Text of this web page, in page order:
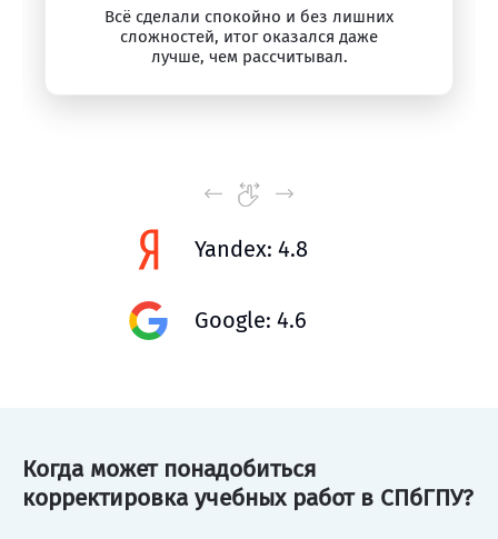
Всё сделали спокойно и без лишних
сложностей, итог оказался даже
лучше, чем рассчитывал.
Yandex: 4.8
Google: 4.6
Когда может понадобиться
корректировка учебных работ в СПбГПУ?